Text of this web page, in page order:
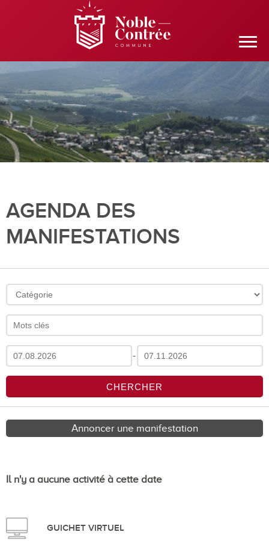
AGENDA DES
MANIFESTATIONS
-
Annoncer une manifestation
Il n'y a aucune activité à cette date
GUICHET VIRTUEL